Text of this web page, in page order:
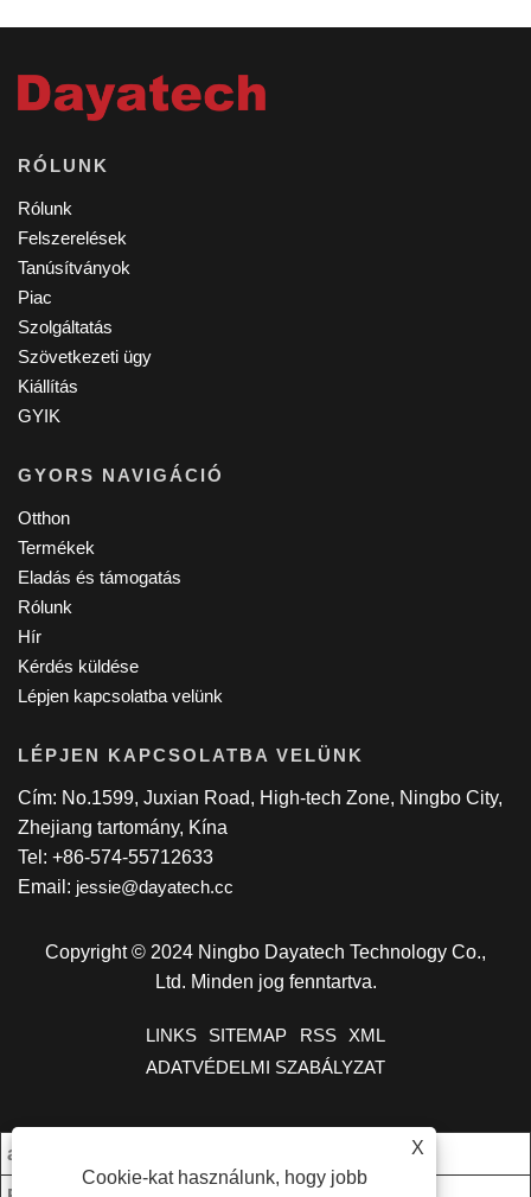
X
Cookie-kat használunk, hogy jobb
RÓLUNK
Rólunk
Felszerelések
Tanúsítványok
Piac
Szolgáltatás
Szövetkezeti ügy
Kiállítás
GYIK
GYORS NAVIGÁCIÓ
Otthon
Termékek
Eladás és támogatás
Rólunk
Hír
Kérdés küldése
Lépjen kapcsolatba velünk
LÉPJEN KAPCSOLATBA VELÜNK
Cím: No.1599, Juxian Road, High-tech Zone, Ningbo City,
Zhejiang tartomány, Kína
Tel: +86-574-55712633
Email: jessie@dayatech.cc
Copyright © 2024 Ningbo Dayatech Technology Co.,
Ltd. Minden jog fenntartva.
LINKS SITEMAP RSS
XML
ADATVÉDELMI SZABÁLYZAT
az én. Rendelés: